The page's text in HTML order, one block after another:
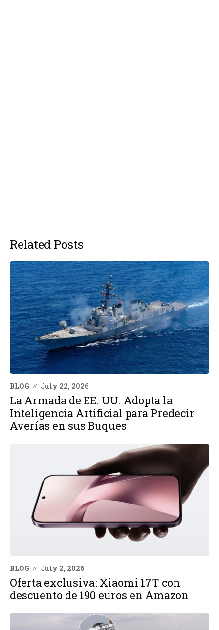
Related Posts
BLOG July 22, 2026
La Armada de EE. UU. Adopta la
Inteligencia Artificial para Predecir
Averías en sus Buques
BLOG July 2, 2026
Oferta exclusiva: Xiaomi 17T con
descuento de 190 euros en Amazon